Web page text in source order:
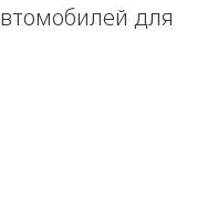
для